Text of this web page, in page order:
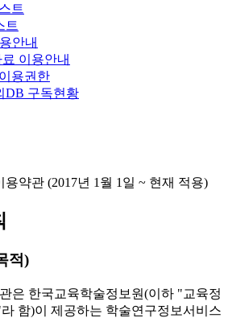
트
트
안내
이용안내
용권한
DB 구독현황
약관 (2017년 1월 1일 ~ 현재 적용)
적)
은 한국교육학술정보원(이하 "교육정
함)이 제공하는 학술연구정보서비스